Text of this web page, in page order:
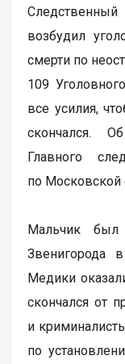
возбудил
смерти по
109
все усилия,
скончался.
Главного
по Московской
Мальчик был
Звенигорода
Медики
скончался от
и
по